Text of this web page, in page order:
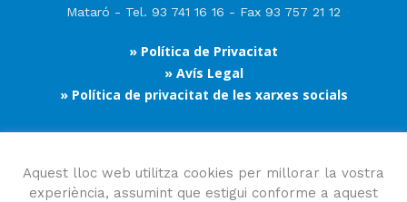
Mataró - Tel. 93 741 16 16 - Fax 93 757 21 12
» Política de Privacitat
» Avís Legal
» Política de privacitat de les xarxes socials
Segueix-nos
Aquest lloc web utilitza cookies per millorar la vostra
experiència, assumint que estigui conforme a aquest